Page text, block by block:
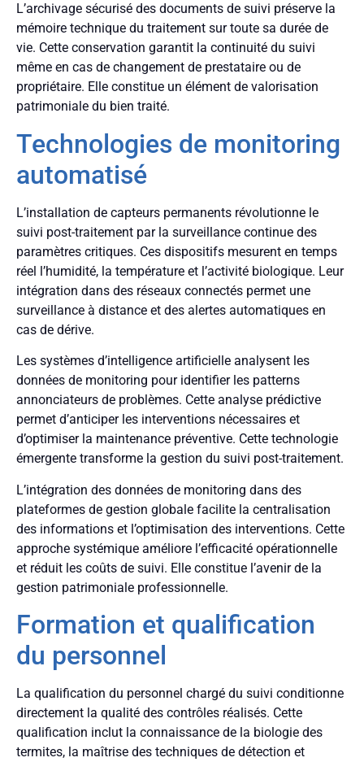
L’archivage sécurisé des documents de suivi préserve la
mémoire technique du traitement sur toute sa durée de
vie. Cette conservation garantit la continuité du suivi
même en cas de changement de prestataire ou de
propriétaire. Elle constitue un élément de valorisation
patrimoniale du bien traité.
Technologies de monitoring
automatisé
L’installation de capteurs permanents révolutionne le
suivi post-traitement par la surveillance continue des
paramètres critiques. Ces dispositifs mesurent en temps
réel l’humidité, la température et l’activité biologique. Leur
intégration dans des réseaux connectés permet une
surveillance à distance et des alertes automatiques en
cas de dérive.
Les systèmes d’intelligence artificielle analysent les
données de monitoring pour identifier les patterns
annonciateurs de problèmes. Cette analyse prédictive
permet d’anticiper les interventions nécessaires et
d’optimiser la maintenance préventive. Cette technologie
émergente transforme la gestion du suivi post-traitement.
L’intégration des données de monitoring dans des
plateformes de gestion globale facilite la centralisation
des informations et l’optimisation des interventions. Cette
approche systémique améliore l’efficacité opérationnelle
et réduit les coûts de suivi. Elle constitue l’avenir de la
gestion patrimoniale professionnelle.
Formation et qualification
du personnel
La qualification du personnel chargé du suivi conditionne
directement la qualité des contrôles réalisés. Cette
qualification inclut la connaissance de la biologie des
termites, la maîtrise des techniques de détection et